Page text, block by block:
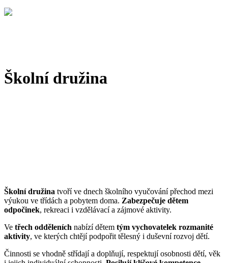
Školní družina
Školní družina tvoří ve dnech školního vyučování přechod mezi
výukou ve třídách a pobytem doma. Zabezpečuje dětem
odpočinek, rekreaci i vzdělávací a zájmové aktivity.
Ve třech odděleních nabízí dětem tým vychovatelek rozmanité
aktivity, ve kterých chtějí podpořit tělesný i duševní rozvoj dětí.
Činnosti se vhodně střídají a doplňují, respektují osobnosti dětí, věk